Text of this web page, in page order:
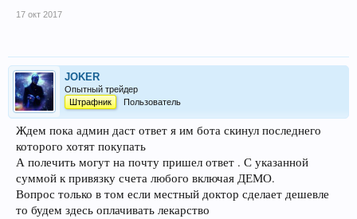
17 окт 2017
JOKER
Опытный трейдер
Штрафник
Пользователь
Ждем пока админ даст ответ я им бота скинул последнего
которого хотят покупать
А полечить могут на почту пришел ответ . С указанной
суммой к привязку счета любого включая ДЕМО.
Вопрос только в том если местный доктор сделает дешевле
то будем здесь оплачивать лекарство